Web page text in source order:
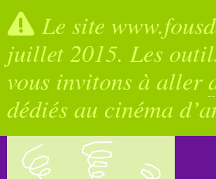
Le site
juillet 2015. Les
vous invitons à aller
dédiés au cinéma